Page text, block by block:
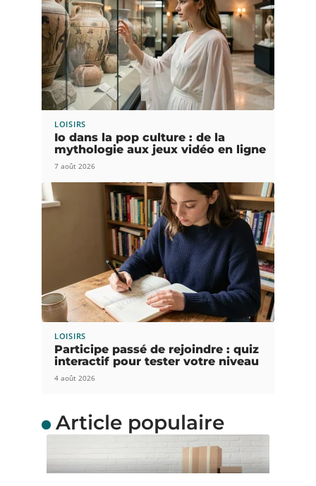
LOISIRS
Io dans la pop culture : de la
mythologie aux jeux vidéo en ligne
7 août 2026
LOISIRS
Participe passé de rejoindre : quiz
interactif pour tester votre niveau
4 août 2026
Article populaire
ACTUS